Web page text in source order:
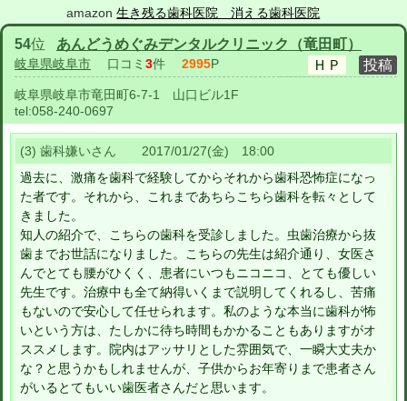
amazon生き残る歯科医院 消える歯科医院
54位 あんどうめぐみデンタルクリニック（竜田町）
岐阜県岐阜市 口コミ 3件 2995P
岐阜県岐阜市竜田町6-7-1 山口ビル1F
tel:058-240-0697
(3) 歯科嫌いさん 2017/01/27(金) 18:00
過去に、激痛を歯科で経験してからそれから歯科恐怖症になっ
た者です。それから、これまであちらこちら歯科を転々として
きました。
知人の紹介で、こちらの歯科を受診しました。虫歯治療から抜
歯までお世話になりました。こちらの先生は紹介通り、女医さ
んでとても腰がひくく、患者にいつもニコニコ、とても優しい
先生です。治療中も全て納得いくまで説明してくれるし、苦痛
もないので安心して任せられます。私のような本当に歯科が怖
いという方は、たしかに待ち時間もかかることもありますがオ
ススメします。院内はアッサリとした雰囲気で、一瞬大丈夫か
な？と思うかもしれませんが、子供からお年寄りまで患者さん
がいるとてもいい歯医者さんだと思います。